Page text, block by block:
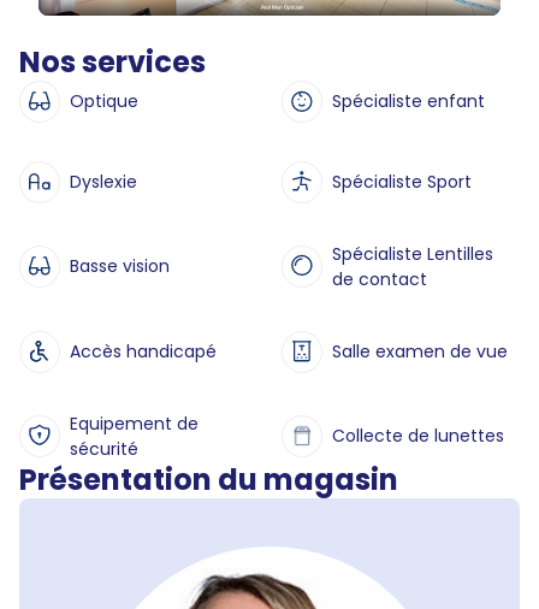
Nos services
Optique Spécialiste enfant
Dyslexie Spécialiste Sport
Basse vision
Spécialiste Lentilles
de contact
Accès handicapé Salle examen de vue
Equipement de
sécurité
Collecte de lunettes
Présentation du magasin